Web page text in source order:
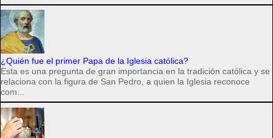
¿Quién fue el primer Papa de la Iglesia católica?
Esta es una pregunta de gran importancia en la tradición católica y se
relaciona con la figura de San Pedro, a quien la Iglesia reconoce
com...